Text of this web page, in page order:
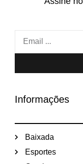
Informações
Baixada
Esportes